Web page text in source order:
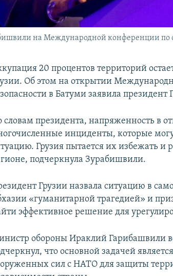
на Международной конференции по
20 процентов территорий
Об этом на открытии
в Батуми заявила
словам президента, напряженность в
инциденты, которые
Грузия пытается их избежать и
подчеркнула Зурабишвили.
Грузии назвала ситуацию в
«гуманитарной трагедией» и
эффективное решение для
обороны Ираклий Гарибашвили
что основной задачей
сил с НАТО для защиты